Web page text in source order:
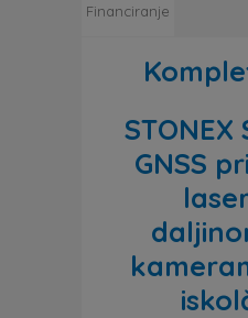
Financiranje
STONEX
GNSS